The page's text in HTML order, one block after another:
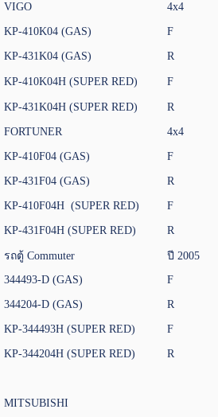
VIGO 4x4
KP-410K04 (GAS) F
KP-431K04 (GAS) R
KP-410K04H (SUPER RED) F
KP-431K04H (SUPER RED) R
FORTUNER
4x4
KP-410F04 (GAS) F
KP-431F04 (GAS) R
KP-410F04H (SUPER RED) F
KP-431F04H (SUPER RED) R
รถตู้ Commuter ปี 2005
344493-D (GAS) F
344204-D (GAS) R
KP-344493H (SUPER RED)
F
KP-344204H (SUPER RED) R
MITSUBISHI